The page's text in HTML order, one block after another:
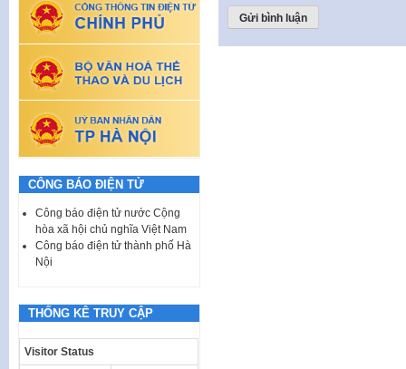
CÔNG BÁO ĐIỆN TỬ
Công báo điện tử nước Cộng
hòa xã hội chủ nghĩa Việt Nam
Công báo điện tử thành phố Hà
Nội
THỐNG KÊ TRUY CẬP
Visitor Status